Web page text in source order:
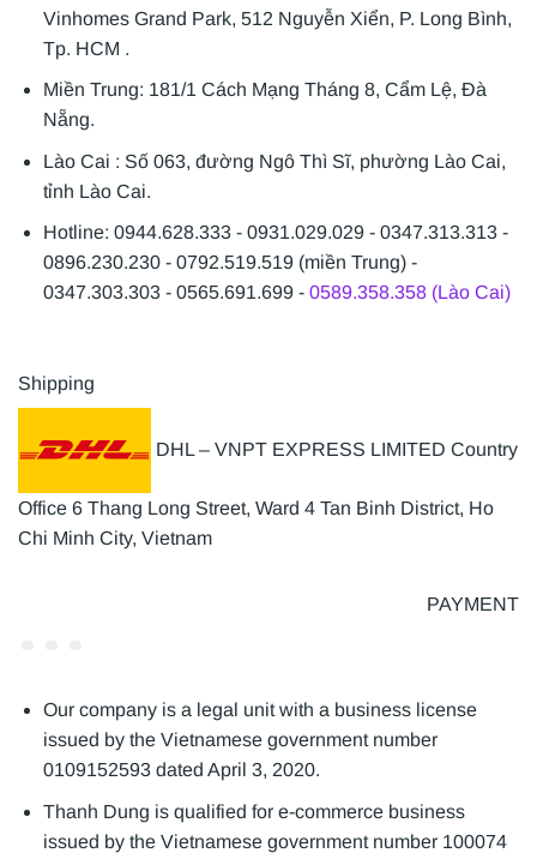
Vinhomes Grand Park, 512 Nguyễn Xiển, P. Long Bình,
Tp. HCM .
Miền Trung: 181/1 Cách Mạng Tháng 8, Cẩm Lệ, Đà
Nẵng.
Lào Cai : Số 063, đường Ngô Thì Sĩ, phường Lào Cai,
tỉnh Lào Cai.
Hotline: 0944.628.333 - 0931.029.029 - 0347.313.313 -
0896.230.230 - 0792.519.519 (miền Trung) -
0347.303.303 - 0565.691.699 - 0589.358.358 (Lào Cai)
Shipping
DHL – VNPT EXPRESS LIMITED Country
Office 6 Thang Long Street, Ward 4 Tan Binh District, Ho
Chi Minh City, Vietnam
PAYMENT
Our company is a legal unit with a business license
issued by the Vietnamese government number
0109152593 dated April 3, 2020.
Thanh Dung is qualified for e-commerce business
issued by the Vietnamese government number 100074